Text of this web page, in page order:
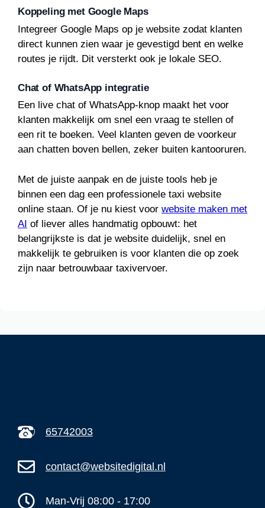
Koppeling met Google Maps
Integreer Google Maps op je website zodat klanten
direct kunnen zien waar je gevestigd bent en welke
routes je rijdt. Dit versterkt ook je lokale SEO.
Chat of WhatsApp integratie
Een live chat of WhatsApp-knop maakt het voor
klanten makkelijk om snel een vraag te stellen of
een rit te boeken. Veel klanten geven de voorkeur
aan chatten boven bellen, zeker buiten kantooruren.
Met de juiste aanpak en de juiste tools heb je
binnen een dag een professionele taxi website
online staan. Of je nu kiest voor website maken met
AI of liever alles handmatig opbouwt: het
belangrijkste is dat je website duidelijk, snel en
makkelijk te gebruiken is voor klanten die op zoek
zijn naar betrouwbaar taxivervoer.
65742003
contact@websitedigital.nl
Man-Vrij 08:00 - 17:00